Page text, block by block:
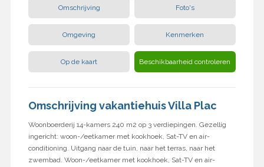
Omschrijving Foto's
Omgeving Kenmerken
Op de kaart Beschikbaarheid controleren
Omschrijving vakantiehuis Villa Plac
Woonboerderij 14-kamers 240 m2 op 3 verdiepingen. Gezellig
ingericht: woon-/eetkamer met kookhoek, Sat-TV en air-
conditioning. Uitgang naar de tuin, naar het terras, naar het
zwembad. Woon-/eetkamer met kookhoek, Sat-TV en air-